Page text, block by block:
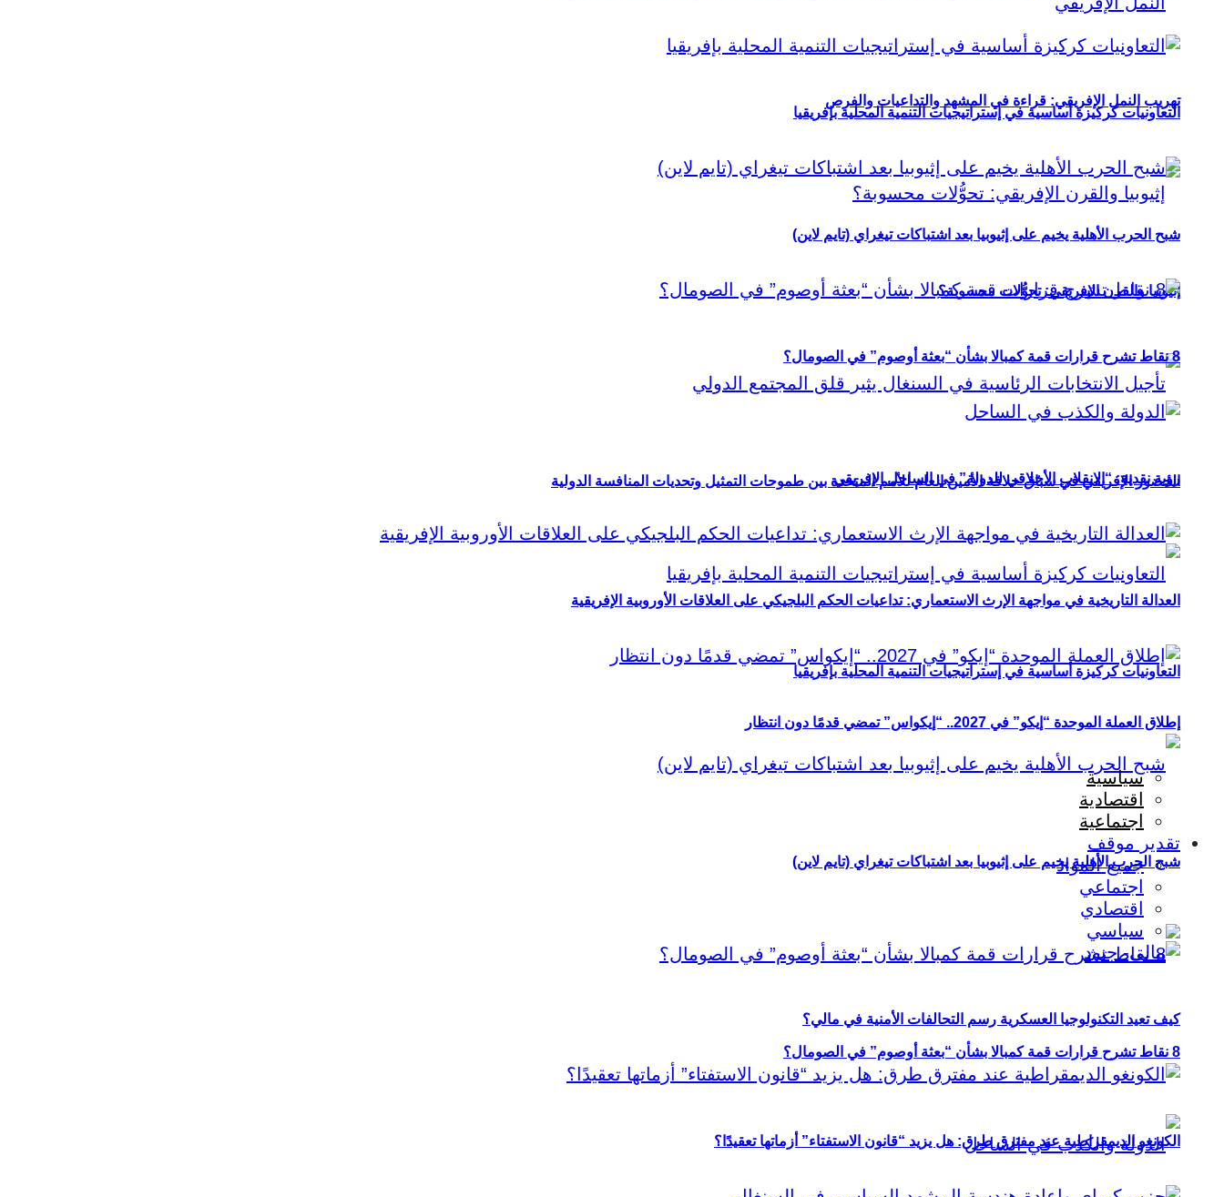
تهريب النمل الإفريقي: قراءة في المشهد والتداعيات والفرص
إثيوبيا والقرن الإفريقي: تحوُّلات محسوبة؟
الحضور الإفريقي في سباق خلافة الأمين العام للأمم المتحدة بين طموحات التمثيل وتحديات المنافسة الدولية
التعاونيات كركيزة أساسية في إستراتيجيات التنمية المحلية بإفريقيا
شبح الحرب الأهلية يخيم على إثيوبيا بعد اشتباكات تيغراي (تايم لاين)
8 نقاط تشرح قرارات قمة كمبالا بشأن “بعثة أوصوم” في الصومال؟
التعاونيات كركيزة أساسية في إستراتيجيات التنمية المحلية بإفريقيا
شبح الحرب الأهلية يخيم على إثيوبيا بعد اشتباكات تيغراي (تايم لاين)
8 نقاط تشرح قرارات قمة كمبالا بشأن “بعثة أوصوم” في الصومال؟
رؤية نقدية: “الانقلاب الأخلاقي للدولة” في الساحل الإفريقي
العدالة التاريخية في مواجهة الإرث الاستعماري: تداعيات الحكم البلجيكي على العلاقات الأوروبية الإفريقية
إطلاق العملة الموحدة “إيكو” في 2027.. “إيكواس” تمضي قدمًا دون انتظار
سياسية
اقتصادية
اجتماعية
تقدير موقف
جميع المواد
اجتماعي
اقتصادي
سياسي
كيف تعيد التكنولوجيا العسكرية رسم التحالفات الأمنية في مالي؟
الكونغو الديمقراطية عند مفترق طرق: هل يزيد “قانون الاستفتاء” أزماتها تعقيدًا؟